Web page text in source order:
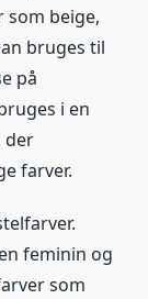
som beige,
bruges til
på
i en
der
farver.
feminin og
som